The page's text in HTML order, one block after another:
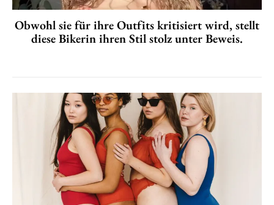
Obwohl sie für ihre Outfits kritisiert wird, stellt
diese Bikerin ihren Stil stolz unter Beweis.